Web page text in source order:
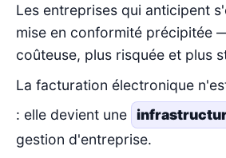
Les entreprises qui anticipent
mise en conformité précipitée
coûteuse, plus risquée et plus
La facturation électronique
: elle devient une
gestion d'entreprise.